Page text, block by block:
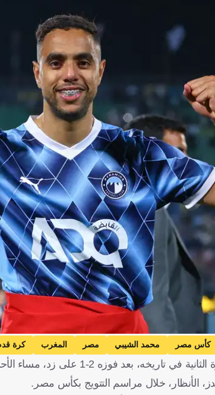
كأس مصر محمد الشيبي مصر المغرب كرة
بعد فوزه 2-1 على زد، مساء الأحد.
الأنظار، خلال مراسم التتويج بكأس مصر.